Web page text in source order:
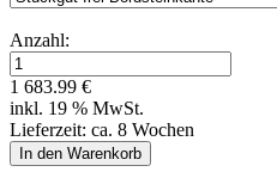
Anzahl:
1 683.99 €
inkl. 19 % MwSt.
Lieferzeit: ca. 8 Wochen